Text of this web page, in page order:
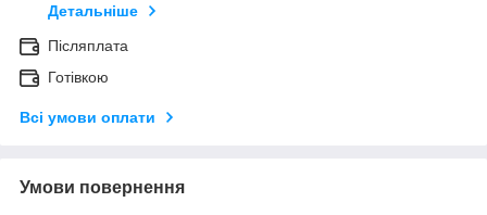
Детальніше
Післяплата
Готівкою
Всі умови оплати
Умови повернення